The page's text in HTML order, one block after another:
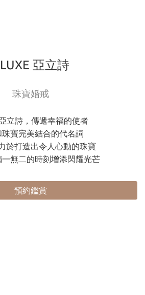
亞立詩
珠寶婚戒
立詩，傳遞幸福的使者
寶完美結合的代名詞
於打造出令人心動的珠寶
無二的時刻增添閃耀光芒
預約鑑賞